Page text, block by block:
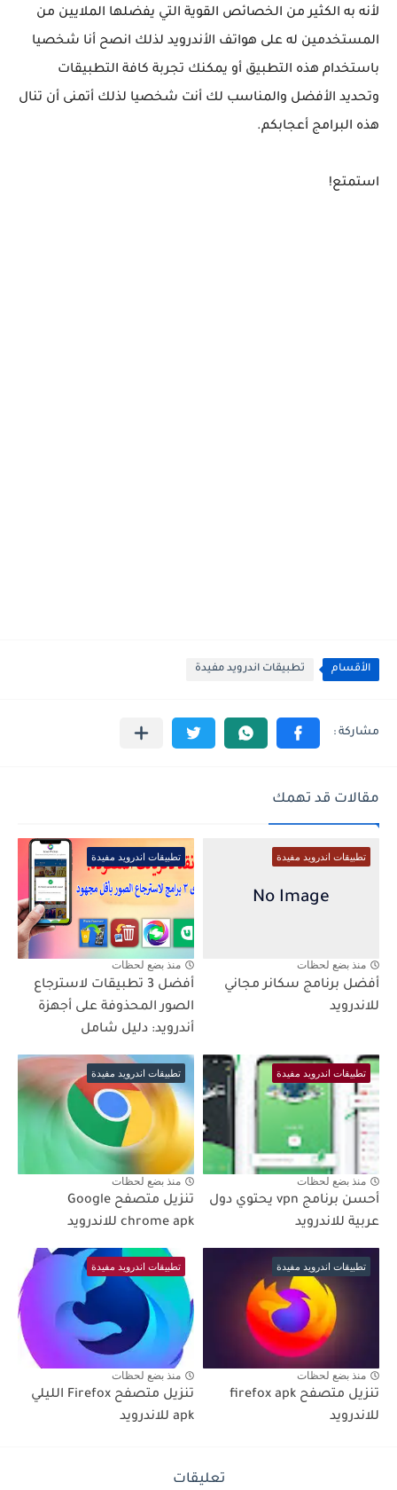
لأنه به الكثير من الخصائص القوية التي يفضلها الملايين من
المستخدمين له على هواتف الأندرويد لذلك انصح أنا شخصيا
باستخدام هذه التطبيق أو يمكنك تجربة كافة التطبيقات
وتحديد الأفضل والمناسب لك أنت شخصيا لذلك أتمنى أن تنال
هذه البرامج أعجابكم.
استمتع!
الأقسام تطبيقات اندرويد مفيدة
مقالات قد تهمك
تطبيقات اندرويد مفيدة
منذ بضع لحظات
أفضل برنامج سكانر مجاني
للاندرويد
تطبيقات اندرويد مفيدة
منذ بضع لحظات
أفضل 3 تطبيقات لاسترجاع
الصور المحذوفة على أجهزة
أندرويد: دليل شامل
تطبيقات اندرويد مفيدة
منذ بضع لحظات
أحسن برنامج vpn يحتوي دول
عربية للاندرويد
تطبيقات اندرويد مفيدة
منذ بضع لحظات
تنزيل متصفح Google
chrome apk للاندرويد
تطبيقات اندرويد مفيدة
منذ بضع لحظات
تنزيل متصفح firefox apk
للاندرويد
تطبيقات اندرويد مفيدة
منذ بضع لحظات
تنزيل متصفح Firefox الليلي
apk للاندرويد
تعليقات